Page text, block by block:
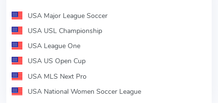
USA Major League Soccer
USA USL Championship
USA League One
USA US Open Cup
USA MLS Next Pro
USA National Women Soccer League